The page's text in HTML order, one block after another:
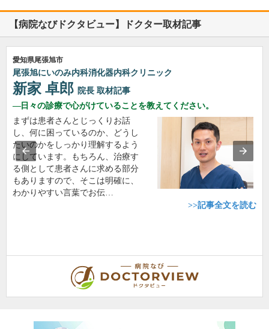
【病院なびドクタビュー】ドクター取材記事
愛知県尾張旭市
尾張旭にいのみ内科消化器内科クリニック
新家 卓郎 院長 取材記事
日々の診療で心がけていることを教えてください。
まずは患者さんとじっくりお話
し、何に困っているのか、どうし
たいのかをしっかり理解するよう
にしています。もちろん、治療す
る側として患者さんに求める部分
もありますので、そこは明確に、
わかりやすい言葉でお伝…
>>記事全文を読む